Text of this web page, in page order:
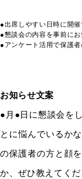
●出席しやすい日時に開催
●懇談会の内容を事前に
●アンケート活用で保護者
お知らせ文案
●月●日に懇談会を
とに悩んでいるか
の保護者の方と顔
か、ぜひ教えてくだ